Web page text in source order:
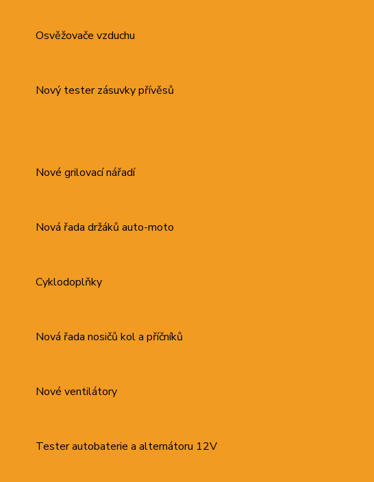
Osvěžovače vzduchu
Nový tester zásuvky přívěsů
Nové grilovací nářadí
Nová řada držáků auto-moto
Cyklodoplňky
Nová řada nosičů kol a příčníků
Nové ventilátory
Tester autobaterie a alternátoru 12V